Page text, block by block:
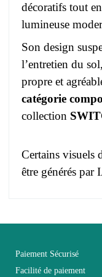
décoratifs tout
lumineuse
Son design
l’entretien du
propre et
catégorie
collection
Certains visuels
être générés par
Age
Vous devez vous
Paiement Sécurisé
Facilité de paiement